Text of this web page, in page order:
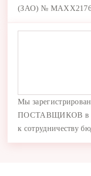
(ЗАО) №
Мы
ПОСТАВЩИКОВ в
к сотрудничеству